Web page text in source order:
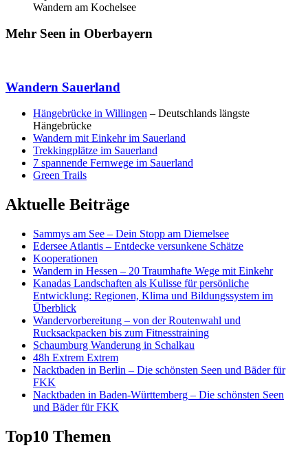
Wandern am Kochelsee
Mehr Seen in Oberbayern
Wandern Sauerland
Hängebrücke in Willingen – Deutschlands längste
Hängebrücke
Wandern mit Einkehr im Sauerland
Trekkingplätze im Sauerland
7 spannende Fernwege im Sauerland
Green Trails
Aktuelle Beiträge
Sammys am See – Dein Stopp am Diemelsee
Edersee Atlantis – Entdecke versunkene Schätze
Kooperationen
Wandern in Hessen – 20 Traumhafte Wege mit Einkehr
Kanadas Landschaften als Kulisse für persönliche
Entwicklung: Regionen, Klima und Bildungssystem im
Überblick
Wandervorbereitung – von der Routenwahl und
Rucksackpacken bis zum Fitnesstraining
Schaumburg Wanderung in Schalkau
48h Extrem Extrem
Nacktbaden in Berlin – Die schönsten Seen und Bäder für
FKK
Nacktbaden in Baden-Württemberg – Die schönsten Seen
und Bäder für FKK
Top10 Themen